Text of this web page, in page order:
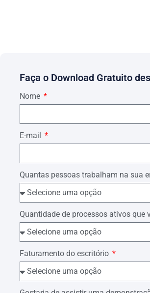
Faça o Download Gratuito
Nome
E-mail
Quantas pessoas trabalham na sua
Quantidade de processos ativos
Faturamento do escritório